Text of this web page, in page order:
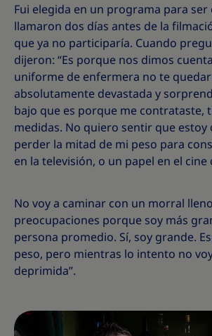
Fui elegida en un programa para
llamaron dos días antes de la
que ya no participaría. Cuando
dijeron: “Es porque nos dimos
uniforme de enfermera no te
absolutamente devastada y
bajo que es porque me contrataste,
medidas. No quiero sentir que estoy
perder la mitad de mi peso para
en la televisión, o un papel en el
No voy a caminar con un morral
preocupaciones porque soy más
persona promedio. Sí, soy grande.
peso, pero mientras lo intento no
deprimida”.